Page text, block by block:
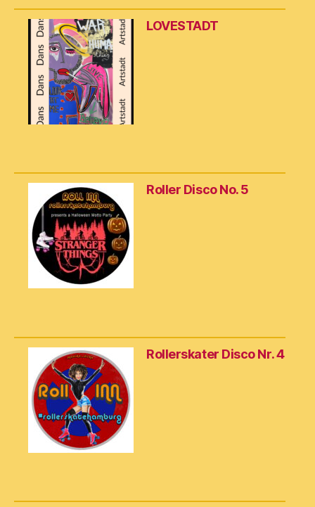
LOVESTADT
Roller Disco No. 5
Rollerskater Disco Nr. 4